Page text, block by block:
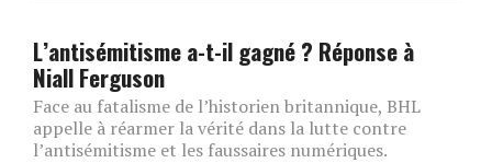
L’antisémitisme a-t-il gagné ? Réponse à
Niall Ferguson
Face au fatalisme de l’historien britannique, BHL
appelle à réarmer la vérité dans la lutte contre
l’antisémitisme et les faussaires numériques.